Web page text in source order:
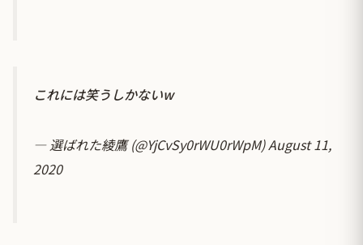
これには笑うしかないw
— 選ばれた綾鷹 (@YjCvSy0rWU0rWpM)August 11,
2020